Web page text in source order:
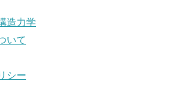
造力学
いて
シー